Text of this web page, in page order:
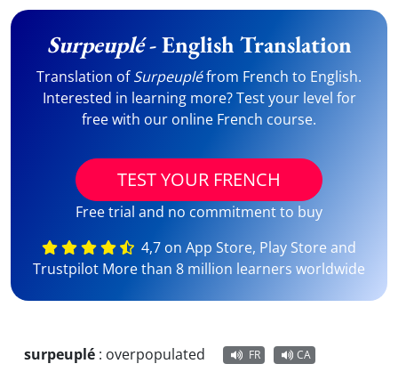
Surpeuplé- English Translation
Translation ofSurpeupléfrom French to English.
Interested in learning more? Test your level for
free with our online French course.
TEST YOUR FRENCH
Free trial and no commitment to buy
4,7 on App Store, Play Store and
Trustpilot More than 8 million learners worldwide
surpeuplé : overpopulated FR CA